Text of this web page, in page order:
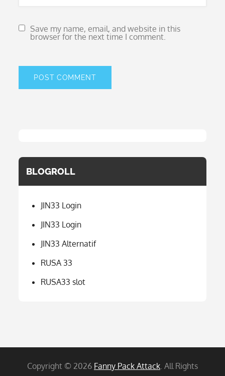
Save my name, email, and website in this
browser for the next time I comment.
BLOGROLL
JIN33 Login
JIN33 Login
JIN33 Alternatif
RUSA 33
RUSA33 slot
Copyright © 2026 Fanny Pack Attack. All Rights